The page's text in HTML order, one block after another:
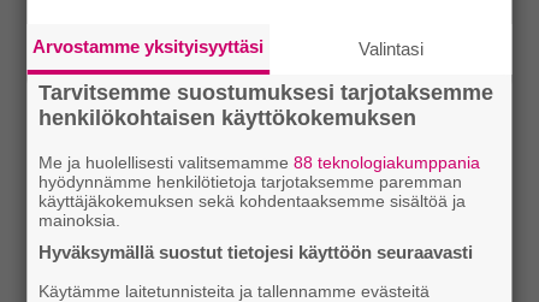
Arvostamme yksityisyyttäsi Valintasi
Tarvitsemme suostumuksesi tarjotaksemme
henkilökohtaisen käyttökokemuksen
Me ja huolellisesti valitsemamme88 teknologiakumppania
hyödynnämme henkilötietoja tarjotaksemme paremman
käyttäjäkokemuksen sekä kohdentaaksemme sisältöä ja
mainoksia.
Hyväksymällä suostut tietojesi käyttöön seuraavasti
Käytämme laitetunnisteita ja tallennamme evästeitä